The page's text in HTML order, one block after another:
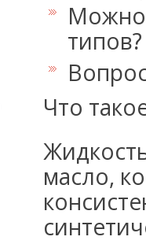
Можно
типов?
Что
масло,